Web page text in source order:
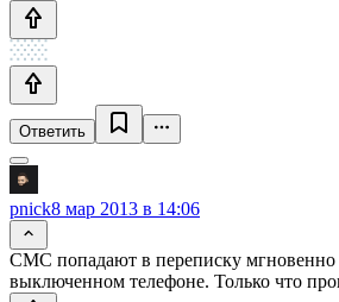
Ответить
pnick8 мар 2013 в 14:06
СМС попадают в переписку мгновенно
выключенном телефоне. Только что